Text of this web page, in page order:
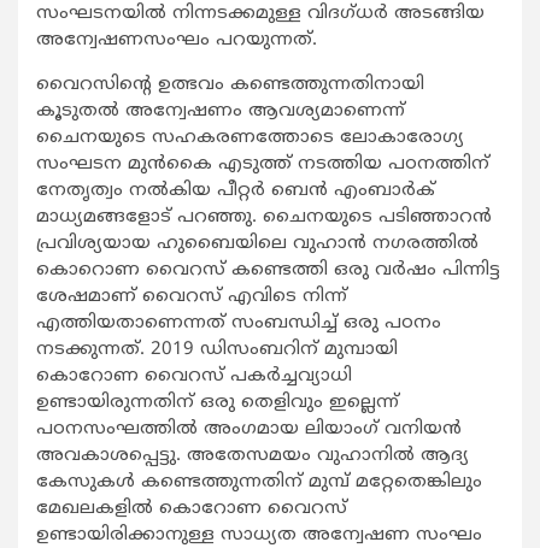
സംഘടനയില്‍ നിന്നടക്കമുള്ള വിദഗ്ധര്‍ അടങ്ങിയ
അന്വേഷണസംഘം പറയുന്നത്.
വൈറസിന്റെ ഉത്ഭവം കണ്ടെത്തുന്നതിനായി
കൂടുതല്‍ അന്വേഷണം ആവശ്യമാണെന്ന്
ചൈനയുടെ സഹകരണത്തോടെ ലോകാരോഗ്യ
സംഘടന മുന്‍കൈ എടുത്ത് നടത്തിയ പഠനത്തിന്
നേതൃത്വം നല്‍കിയ പീറ്റര്‍ ബെന്‍ എംബാര്‍ക്
മാധ്യമങ്ങളോട് പറഞ്ഞു. ചൈനയുടെ പടിഞ്ഞാറന്‍
പ്രവിശ്യയായ ഹുബൈയിലെ വുഹാന്‍ നഗരത്തില്‍
കൊറൊണ വൈറസ് കണ്ടെത്തി ഒരു വര്‍ഷം പിന്നിട്ട
ശേഷമാണ് വൈറസ് എവിടെ നിന്ന്
എത്തിയതാണെന്നത് സംബന്ധിച്ച് ഒരു പഠനം
നടക്കുന്നത്. 2019 ഡിസംബറിന് മുമ്പായി
കൊറോണ വൈറസ് പകര്‍ച്ചവ്യാധി
ഉണ്ടായിരുന്നതിന് ഒരു തെളിവും ഇല്ലെന്ന്
പഠനസംഘത്തില്‍ അംഗമായ ലിയാംഗ് വനിയന്‍
അവകാശപ്പെട്ടു. അതേസമയം വുഹാനില്‍ ആദ്യ
കേസുകള്‍ കണ്ടെത്തുന്നതിന് മുമ്പ് മറ്റേതെങ്കിലും
മേഖലകളില്‍ കൊറോണ വൈറസ്
ഉണ്ടായിരിക്കാനുള്ള സാധ്യത അന്വേഷണ സംഘം